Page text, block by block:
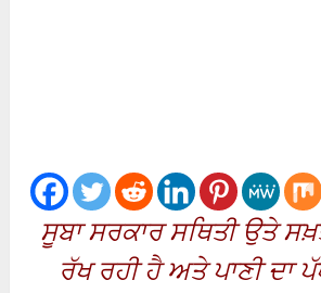
ਸੂਬਾ ਸਰਕਾਰ ਸਥਿਤੀ ਉਤੇ
ਰੱਖ ਰਹੀ ਹੈ ਅਤੇ ਪਾਣੀ ਦਾ